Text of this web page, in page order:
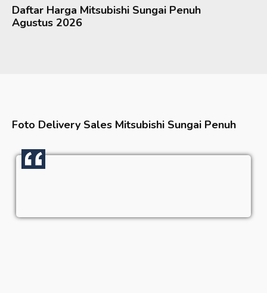
Daftar Harga Mitsubishi Sungai Penuh
Agustus 2026
Foto Delivery Sales Mitsubishi Sungai Penuh